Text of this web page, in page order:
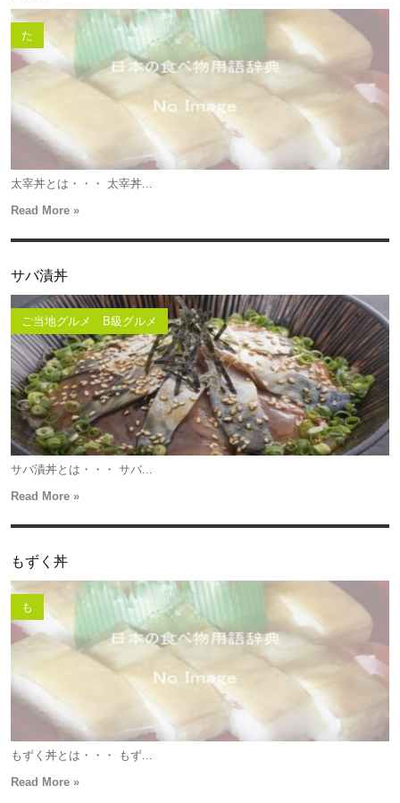
た
太宰丼とは・・・ 太宰丼...
Read More »
サバ漬丼
ご当地グルメ B級グルメ
サバ漬丼とは・・・ サバ...
Read More »
もずく丼
も
もずく丼とは・・・ もず...
Read More »